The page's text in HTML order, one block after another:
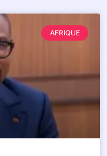
AFRIQUE